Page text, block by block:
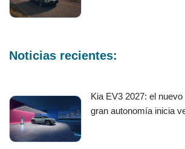
Noticias recientes:
Kia EV3 2027: el
gran autonomía inicia